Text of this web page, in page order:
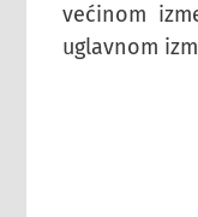
većinom
uglavnom